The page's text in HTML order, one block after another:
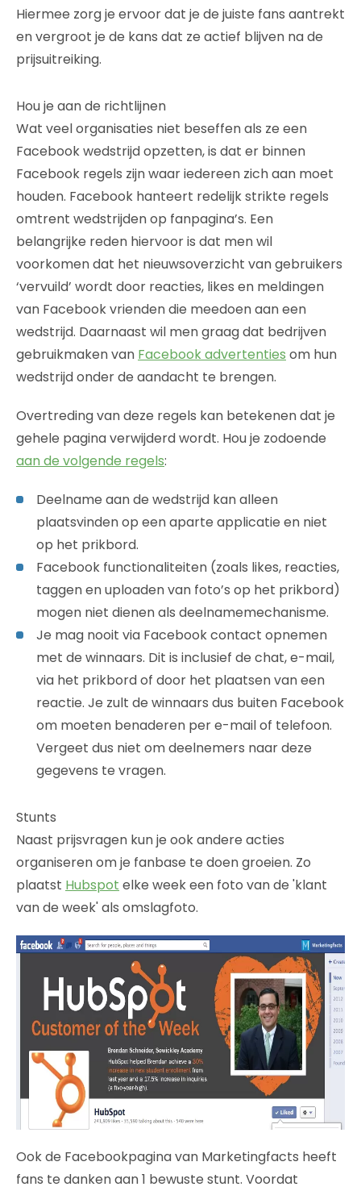
Hiermee zorg je ervoor dat je de juiste fans aantrekt
en vergroot je de kans dat ze actief blijven na de
prijsuitreiking.
Hou je aan de richtlijnen
Wat veel organisaties niet beseffen als ze een
Facebook wedstrijd opzetten, is dat er binnen
Facebook regels zijn waar iedereen zich aan moet
houden. Facebook hanteert redelijk strikte regels
omtrent wedstrijden op fanpagina’s. Een
belangrijke reden hiervoor is dat men wil
voorkomen dat het nieuwsoverzicht van gebruikers
‘vervuild’ wordt door reacties, likes en meldingen
van Facebook vrienden die meedoen aan een
wedstrijd. Daarnaast wil men graag dat bedrijven
gebruikmaken van Facebook advertenties om hun
wedstrijd onder de aandacht te brengen.
Overtreding van deze regels kan betekenen dat je
gehele pagina verwijderd wordt. Hou je zodoende
aan de volgende regels:
Deelname aan de wedstrijd kan alleen
plaatsvinden op een aparte applicatie en niet
op het prikbord.
Facebook functionaliteiten (zoals likes, reacties,
taggen en uploaden van foto’s op het prikbord)
mogen niet dienen als deelnamemechanisme.
Je mag nooit via Facebook contact opnemen
met de winnaars. Dit is inclusief de chat, e-mail,
via het prikbord of door het plaatsen van een
reactie. Je zult de winnaars dus buiten Facebook
om moeten benaderen per e-mail of telefoon.
Vergeet dus niet om deelnemers naar deze
gegevens te vragen.
Stunts
Naast prijsvragen kun je ook andere acties
organiseren om je fanbase te doen groeien. Zo
plaatst Hubspot elke week een foto van de 'klant
van de week' als omslagfoto.
Ook de Facebookpagina van Marketingfacts heeft
fans te danken aan 1 bewuste stunt. Voordat